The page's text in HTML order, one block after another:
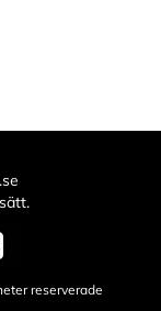
reserverade